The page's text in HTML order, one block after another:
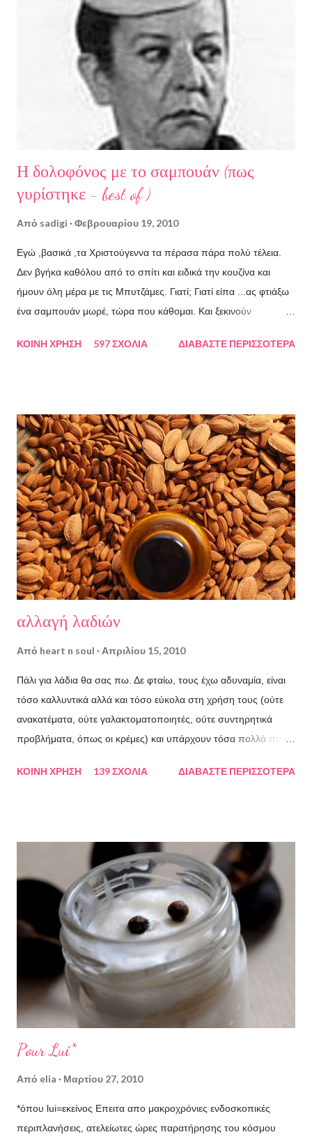
Η δολοφόνος με το σαμπουάν (πως
γυρίστηκε - best of )
Από sadigi Φεβρουαρίου 19, 2010
Εγώ ,βασικά ,τα Χριστούγεννα τα πέρασα πάρα πολύ τέλεια.
Δεν βγήκα καθόλου από το σπίτι και ειδικά την κουζίνα και
ήμουν όλη μέρα με τις Μπυτζάμες. Γιατί; Γιατί είπα ...ας φτιάξω
ένα σαμπουάν μωρέ, τώρα που κάθομαι. Και ξεκινούν
τελικό- επιθυμητό απότέλεσμα κάπου στις αρχές Φεβρουαρίου
μου να δέρνει τη σκιά του) 300 γρ. ελαιόλαδο 300 γρ.
φοινικέλαιο 300 γρ. λάδι καρύδας 150 γρ. βούτυρο καριτέ 150
γρ. βούτυρο κακάο ποτάσσα για superfat 5% 235 γρ. και νερό
480 γρ. Οι κατέχουσες το σπορ κατάλαβαν την πατατιά μου ε?
Πολύ μεγάλο ποσοστό υπερλίπανσης και τα συγκεκριμένα
έλαια δίνουν συμπαγή σαπουνόμαζα, δηλ. σαπούνι και όχι
ρευστό σαμπουάν.. Τέλος πάντων, εγώ ξεκίνησα με άλλες
διαθέσεις στην αρχή, και καλά να ελαχιστοποιήσω τη ποτάσ...
ΚΟΙΝΉ ΧΡΉΣΗ 597 ΣΧΌΛΙΑ ΔΙΑΒΆΣΤΕ ΠΕΡΙΣΣΌΤΕΡΑ
αλλαγή λαδιών
Από heart n soul Απριλίου 15, 2010
Πάλι για λάδια θα σας πω. Δε φταίω, τους έχω αδυναμία, είναι
τόσο καλλυντικά αλλά και τόσο εύκολα στη χρήση τους (ούτε
ανακατέματα, ούτε γαλακτοματοποιητές, ούτε συντηρητικά
προβλήματα, όπως οι κρέμες) και υπάρχουν τόσα πολλά που
δέρματα. Η νέα μου ανακάλυψη λοιπόν είναι το λάδι από
Χρησιμοποιείται τόσο στη μαγειρική και (φώτο από εδώ )
ζαχαροπλαστική (ένα κέικ ή μια τάρτα αμυγδάλου σκέφτομαι με
διακαή πόθο) όσο και στην κοσμετολογία. Περιέχει περίπου
70% ολεϊκό και 20% λινολεϊκό οξύ ( διαβάστε εδώ για την καλή
τους επίδραση στην υγεία ) και βιταμίνες Α και Ε, απορροφάται
χωρίς να αφήνει λιπαρότητα, ενυδατώνει, θρέφει, έχει
αντιοξειδωτική δράση, ενισχύει την παραγωγή κολλαγόνου και
βοηθάει στην ανάπλαση του δέρματος. Μπορούμε να το
χρησιμοποιήσουμε στην βάση ελαίω...
ΚΟΙΝΉ ΧΡΉΣΗ 139 ΣΧΌΛΙΑ ΔΙΑΒΆΣΤΕ ΠΕΡΙΣΣΌΤΕΡΑ
Pour Lui*
Από elia Μαρτίου 27, 2010
*όπου lui=εκείνος Επειτα απο μακροχρόνιες ενδοσκοπικές
περιπλανήσεις, ατελείωτες ώρες παρατήρησης του κόσμου